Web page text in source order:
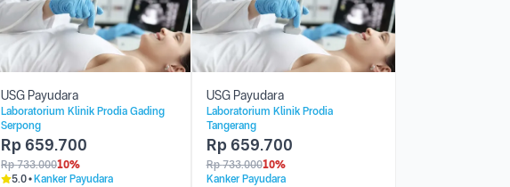
USG Payudara
Laboratorium Klinik Prodia Gading
Serpong
Rp 659.700
Rp 733.00010%
5.0
Kanker Payudara
USG Payudara
Laboratorium Klinik Prodia
Tangerang
Rp 659.700
Rp 733.00010%
Kanker Payudara